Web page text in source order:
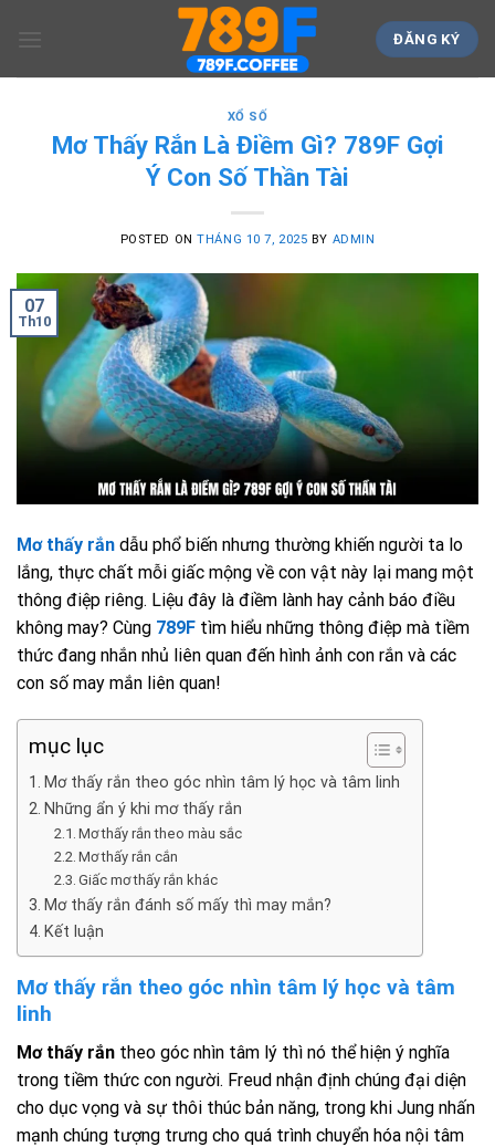
ĐĂNG KÝ
XỔ SỐ
Mơ Thấy Rắn Là Điềm Gì? 789F Gợi
Ý Con Số Thần Tài
POSTED ONTHÁNG 10 7, 2025 BY ADMIN
07
Th10
Mơ thấy rắn dẫu phổ biến nhưng thường khiến người ta lo
lắng, thực chất mỗi giấc mộng về con vật này lại mang một
thông điệp riêng. Liệu đây là điềm lành hay cảnh báo điều
không may? Cùng 789F tìm hiểu những thông điệp mà tiềm
thức đang nhắn nhủ liên quan đến hình ảnh con rắn và các
con số may mắn liên quan!
mục lục
Mơ thấy rắn theo góc nhìn tâm lý học và tâm linh
Những ẩn ý khi mơ thấy rắn
Mơ thấy rắn theo màu sắc
Mơ thấy rắn cắn
Giấc mơ thấy rắn khác
Mơ thấy rắn đánh số mấy thì may mắn?
Kết luận
Mơ thấy rắn theo góc nhìn tâm lý học và tâm
linh
Mơ thấy rắn theo góc nhìn tâm lý thì nó thể hiện ý nghĩa
trong tiềm thức con người. Freud nhận định chúng đại diện
cho dục vọng và sự thôi thúc bản năng, trong khi Jung nhấn
mạnh chúng tượng trưng cho quá trình chuyển hóa nội tâm